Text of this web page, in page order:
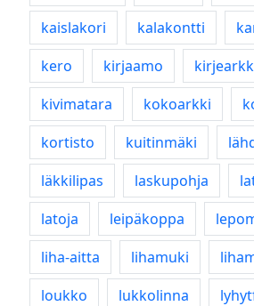
kaislakori
kalakontti
kero
kirjaamo
kivimatara
kokoarkki
kortisto
kuitinmäki
läkkilipas
laskupohja
latoja
leipäkoppa
liha-aitta
lihamuki
loukko
lukkolinna